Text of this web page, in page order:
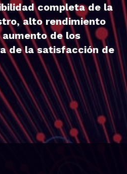
completa de la
alto rendimiento
de los
de la satisfacción de